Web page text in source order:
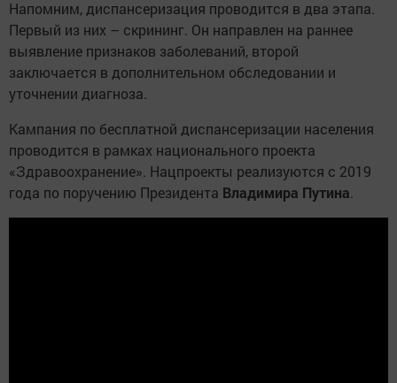
Напомним, диспансеризация проводится в два этапа.
Первый из них – скрининг. Он направлен на раннее
выявление признаков заболеваний, второй
заключается в дополнительном обследовании и
уточнении диагноза.
Кампания по бесплатной диспансеризации населения
проводится в рамках национального проекта
«Здравоохранение». Нацпроекты реализуются с 2019
года по поручению Президента Владимира Путина.